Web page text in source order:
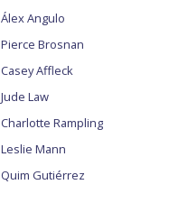
Álex Angulo
Pierce Brosnan
Casey Affleck
Jude Law
Charlotte Rampling
Leslie Mann
Quim Gutiérrez